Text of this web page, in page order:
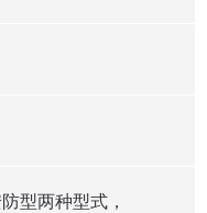
型两种型式，